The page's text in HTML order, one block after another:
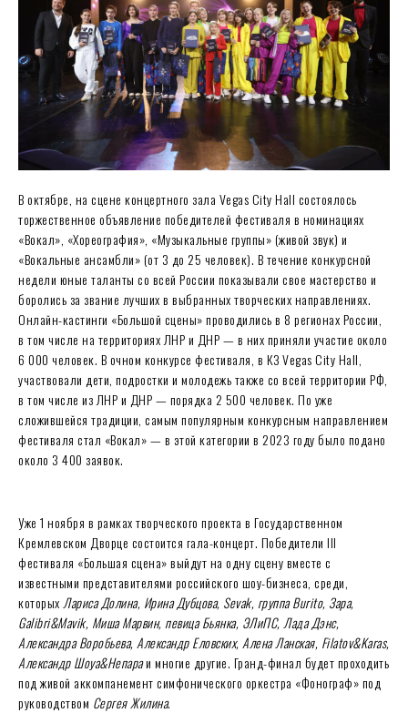
В октябре, на сцене концертного зала Vegas City Hall состоялось
торжественное объявление победителей фестиваля в номинациях
«Вокал», «Хореография», «Музыкальные группы» (живой звук) и
«Вокальные ансамбли» (от 3 до 25 человек). В течение конкурсной
недели юные таланты со всей России показывали свое мастерство и
боролись за звание лучших в выбранных творческих направлениях.
Онлайн-кастинги «Большой сцены» проводились в 8 регионах России,
в том числе на территориях ЛНР и ДНР — в них приняли участие около
6 000 человек. В очном конкурсе фестиваля, в КЗ Vegas City Hall,
участвовали дети, подростки и молодежь также со всей территории РФ,
в том числе из ЛНР и ДНР — порядка 2 500 человек. По уже
сложившейся традиции, самым популярным конкурсным направлением
фестиваля стал «Вокал» — в этой категории в 2023 году было подано
около 3 400 заявок.
Уже 1 ноября в рамках творческого проекта в Государственном
Кремлевском Дворце состоится гала-концерт. Победители III
фестиваля «Большая сцена» выйдут на одну сцену вместе с
известными представителями российского шоу-бизнеса, среди,
которых Лариса Долина, Ирина Дубцова, Sevak, группа Burito, Зара,
Galibri&Mavik, Миша Марвин, певица Бьянка, ЭЛиПС, Лада Дэнс,
Александра Воробьева, Александр Еловских, Алена Ланская, Filatov&Karas,
Александр Шоуа&Непараи многие другие. Гранд-финал будет проходить
под живой аккомпанемент симфонического оркестра «Фонограф» под
руководством Сергея Жилина.